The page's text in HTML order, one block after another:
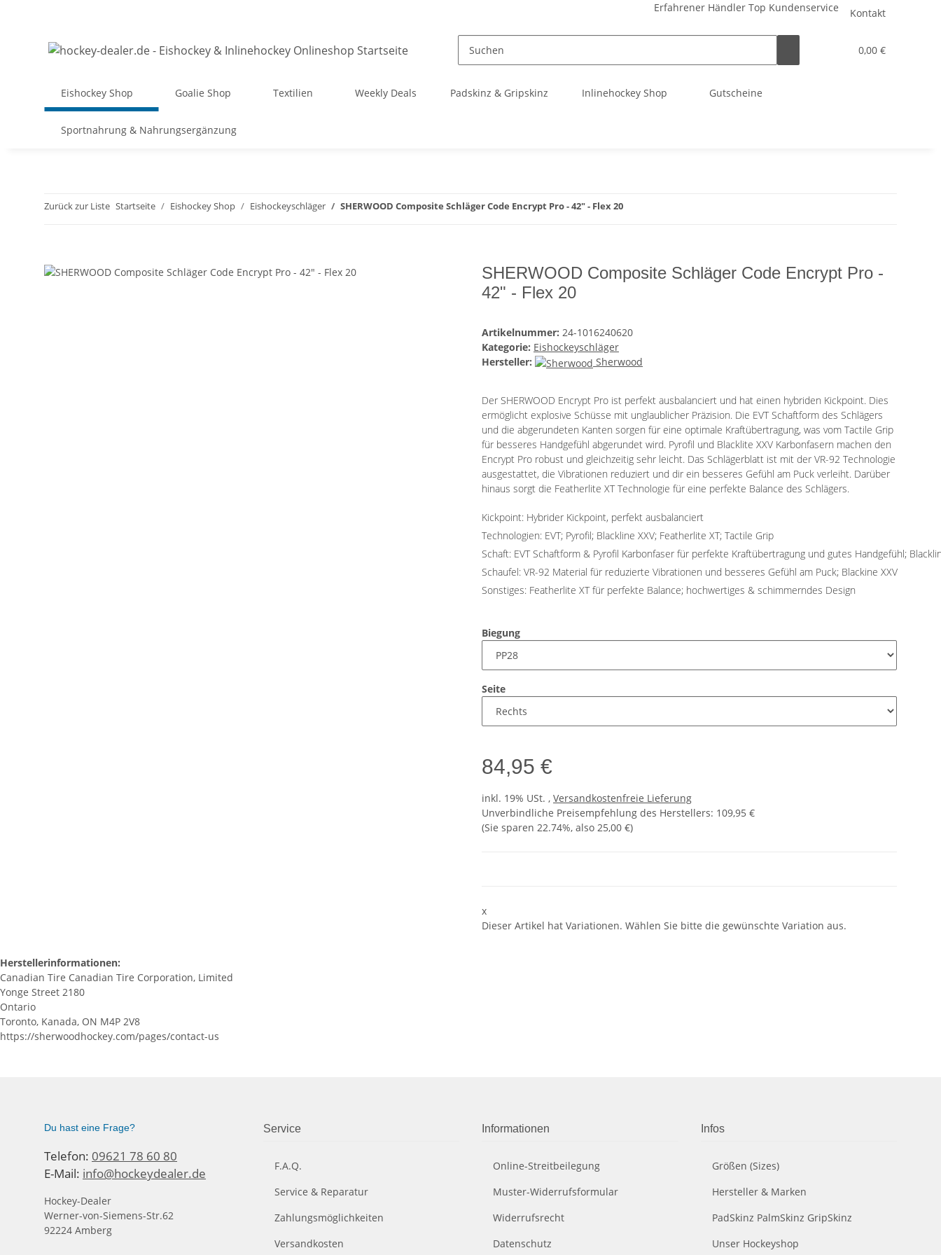
Kontakt
Erfahrener Händler Top Kundenservice
0,00 €
Eishockey Shop Goalie Shop Textilien Weekly Deals Padskinz & Gripskinz Inlinehockey Shop Gutscheine
Sportnahrung & Nahrungsergänzung
Zurück zur Liste Startseite Eishockey Shop Eishockeyschläger SHERWOOD Composite Schläger Code Encrypt Pro - 42" - Flex 20
SHERWOOD Composite Schläger Code Encrypt Pro -
42" - Flex 20
Artikelnummer: 24-1016240620
Kategorie: Eishockeyschläger
Hersteller:
Sherwood
Der SHERWOOD Encrypt Pro ist perfekt ausbalanciert und hat einen hybriden Kickpoint. Dies
ermöglicht explosive Schüsse mit unglaublicher Präzision. Die EVT Schaftform des Schlägers
und die abgerundeten Kanten sorgen für eine optimale Kraftübertragung, was vom Tactile Grip
für besseres Handgefühl abgerundet wird. Pyrofil und Blacklite XXV Karbonfasern machen den
Encrypt Pro robust und gleichzeitig sehr leicht. Das Schlägerblatt ist mit der VR-92 Technologie
ausgestattet, die Vibrationen reduziert und dir ein besseres Gefühl am Puck verleiht. Darüber
hinaus sorgt die Featherlite XT Technologie für eine perfekte Balance des Schlägers.
Kickpoint: Hybrider Kickpoint, perfekt ausbalanciert
Technologien: EVT; Pyrofil; Blackline XXV; Featherlite XT; Tactile Grip
Schaft: EVT Schaftform & Pyrofil Karbonfaser für perfekte Kraftübertragung und gutes Handgefühl;
Schaufel: VR-92 Material für reduzierte Vibrationen und besseres Gefühl am Puck; Blackine XXV
Sonstiges: Featherlite XT für perfekte Balance; hochwertiges & schimmerndes Design
Biegung
Seite
84,95 €
inkl. 19% USt. , Versandkostenfreie Lieferung
Unverbindliche Preisempfehlung des Herstellers: 109,95 €
(Sie sparen 22.74%, also 25,00 €)
x
Dieser Artikel hat Variationen. Wählen Sie bitte die gewünschte Variation aus.
Herstellerinformationen:
Canadian Tire Canadian Tire Corporation, Limited
Yonge Street 2180
Ontario
Toronto, Kanada, ON M4P 2V8
https://sherwoodhockey.com/pages/contact-us
Du hast eine Frage?
Telefon: 09621 78 60 80
E-Mail: info@hockeydealer.de
Hockey-Dealer
Werner-von-Siemens-Str.62
92224 Amberg
Service
F.A.Q.
Service & Reparatur
Zahlungsmöglichkeiten
Versandkosten
Informationen
Online-Streitbeilegung
Muster-Widerrufsformular
Widerrufsrecht
Datenschutz
Infos
Größen (Sizes)
Hersteller & Marken
PadSkinz PalmSkinz GripSkinz
Unser Hockeyshop